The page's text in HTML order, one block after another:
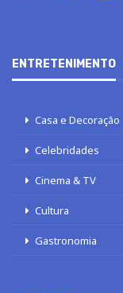
ENTRETENIMENTO
Casa e Decoração
Celebridades
Cinema & TV
Cultura
Gastronomia